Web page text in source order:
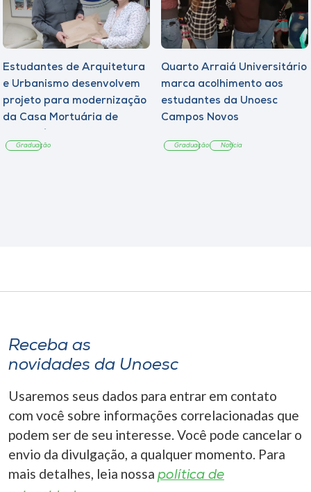
Estudantes de Arquitetura
e Urbanismo desenvolvem
projeto para modernização
da Casa Mortuária de
Graduação
Quarto Arraiá Universitário
marca acolhimento aos
estudantes da Unoesc
Campos Novos
Graduação Notícia
Receba as
novidades da Unoesc
Usaremos seus dados para entrar em contato
com você sobre informações correlacionadas que
podem ser de seu interesse. Você pode cancelar o
envio da divulgação, a qualquer momento. Para
mais detalhes, leia nossa política de